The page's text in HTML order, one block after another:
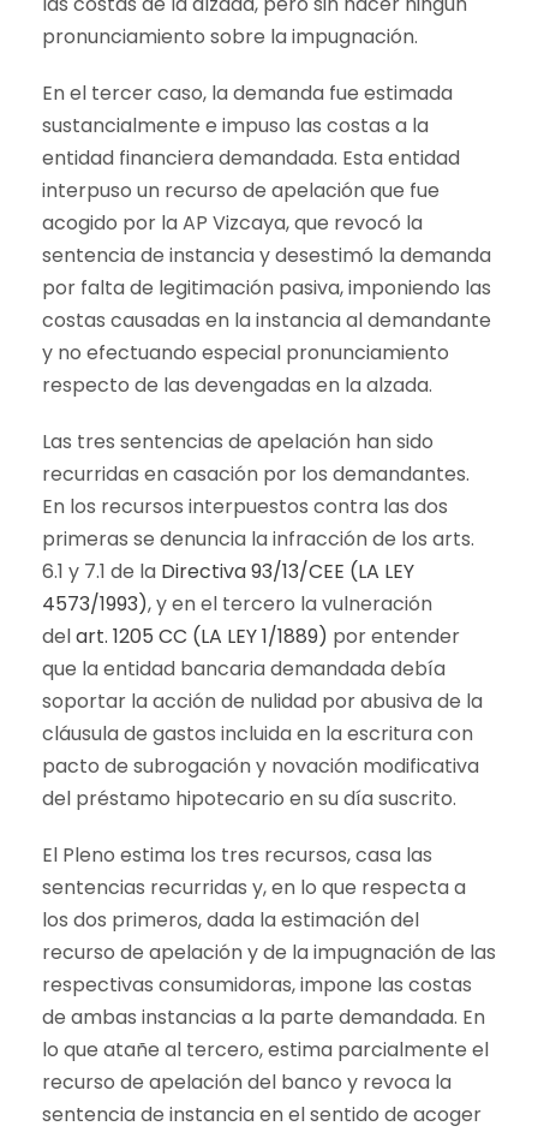
pronunciamiento sobre la impugnación.
En el tercer caso, la demanda fue estimada
sustancialmente e impuso las costas a la
entidad financiera demandada. Esta entidad
interpuso un recurso de apelación que fue
acogido por la AP Vizcaya, que revocó la
sentencia de instancia y desestimó la demanda
por falta de legitimación pasiva, imponiendo las
costas causadas en la instancia al demandante
y no efectuando especial pronunciamiento
respecto de las devengadas en la alzada.
Las tres sentencias de apelación han sido
recurridas en casación por los demandantes.
En los recursos interpuestos contra las dos
primeras se denuncia la infracción de los arts.
6.1 y 7.1 de la Directiva 93/13/CEE (LA LEY
4573/1993), y en el tercero la vulneración
delart. 1205 CC (LA LEY 1/1889) por entender
que la entidad bancaria demandada debía
soportar la acción de nulidad por abusiva de la
cláusula de gastos incluida en la escritura con
pacto de subrogación y novación modificativa
del préstamo hipotecario en su día suscrito.
El Pleno estima los tres recursos, casa las
sentencias recurridas y, en lo que respecta a
los dos primeros, dada la estimación del
recurso de apelación y de la impugnación de las
respectivas consumidoras, impone las costas
de ambas instancias a la parte demandada. En
lo que atañe al tercero, estima parcialmente el
recurso de apelación del banco y revoca la
sentencia de instancia en el sentido de acoger